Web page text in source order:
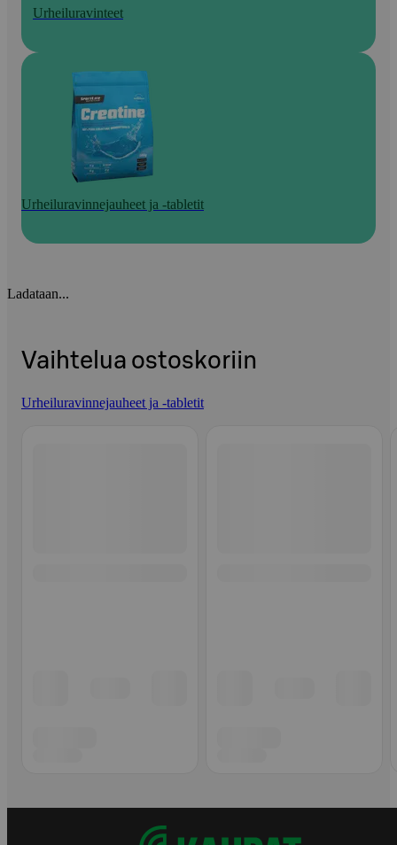
Urheiluravinteet
Urheiluravinnejauheet ja -tabletit
Ladataan...
Vaihtelua ostoskoriin
Urheiluravinnejauheet ja -tabletit